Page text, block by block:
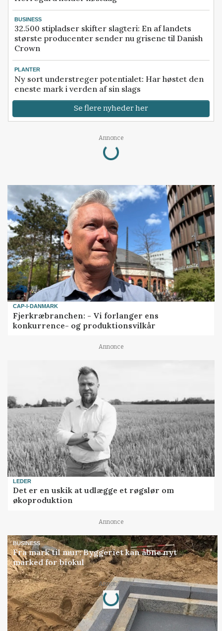
BUSINESS
32.500 stipladser skifter slagteri: En af landets
største producenter sender nu grisene til Danish
Crown
PLANTER
Ny sort understreger potentialet: Har høstet den
eneste mark i verden af sin slags
Se flere nyheder her
Annonce
Loading...
CAP-I-DANMARK
Fjerkræbranchen: - Vi forlanger ens
konkurrence- og produktionsvilkår
Annonce
LEDER
Det er en uskik at udlægge et røgslør om
økoproduktion
Annonce
BUSINESS
Fra mark til mur: Byggeriet kan åbne nyt
marked for biokul
Annonce
Loading...